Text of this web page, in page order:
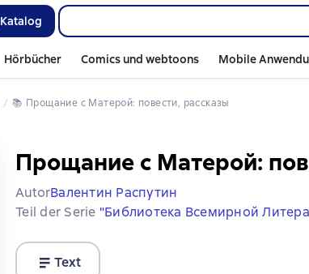
Katalog
Hörbücher Comics und webtoons Mobile
📚 Прощание с Матерой: повести, рассказы
Прощание с Матерой:
AutorВалентин Распутин
Teil der Serie "Библиотека Всемирной
Text